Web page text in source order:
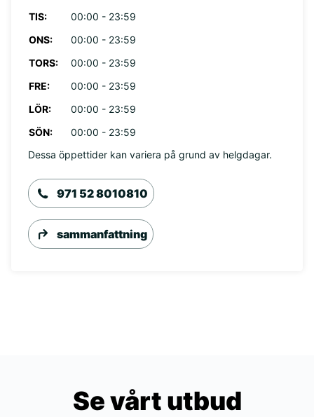
TIS:
00:00 - 23:59
ONS:
00:00 - 23:59
TORS:
00:00 - 23:59
FRE:
00:00 - 23:59
LÖR:
00:00 - 23:59
SÖN:
00:00 - 23:59
Dessa öppettider kan variera på grund av helgdagar.
971 52 8010810
sammanfattning
Se vårt utbud